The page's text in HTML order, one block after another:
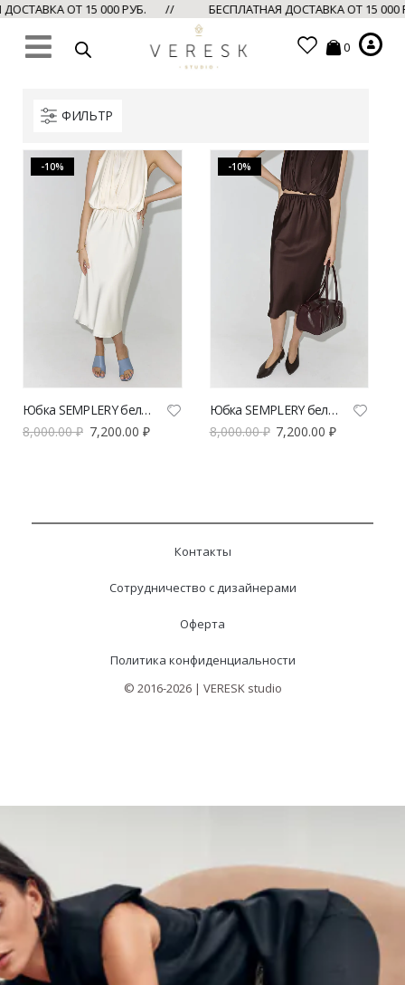
ОТ 15 000 РУБ. // БЕСПЛАТНАЯ ДОСТАВКА ОТ 15 000
0
ФИЛЬТР
-10%
Юбка SEMPLERY бельевая молочная | VERESK studio
8,000.00₽ 7,200.00 ₽
-10%
Юбка SEMPLERY бельевая шоколадная | VERESK studio
8,000.00₽ 7,200.00₽
Контакты
Сотрудничество с дизайнерами
Оферта
Политика конфиденциальности
© 2016-2026 | VERESK studio